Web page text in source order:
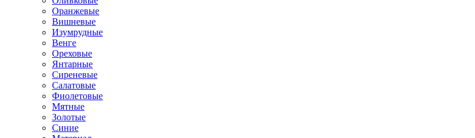
Оранжевые
Вишневые
Изумрудные
Венге
Ореховые
Янтарные
Сиреневые
Салатовые
Фиолетовые
Мятные
Золотые
Синие